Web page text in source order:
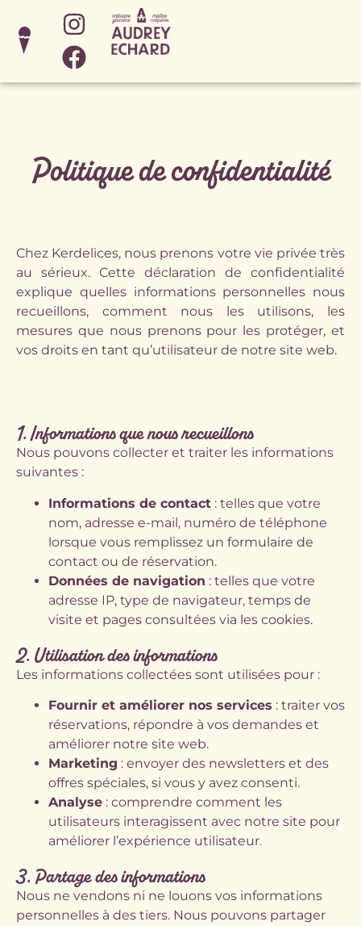
Politique de confidentialité
Chez Kerdelices, nous prenons votre vie privée très
au sérieux. Cette déclaration de confidentialité
explique quelles informations personnelles nous
recueillons, comment nous les utilisons, les
mesures que nous prenons pour les protéger, et
vos droits en tant qu’utilisateur de notre site web.
1. Informations que nous recueillons
Nous pouvons collecter et traiter les informations
suivantes :
Informations de contact : telles que votre
nom, adresse e-mail, numéro de téléphone
lorsque vous remplissez un formulaire de
contact ou de réservation.
Données de navigation : telles que votre
adresse IP, type de navigateur, temps de
visite et pages consultées via les cookies.
2. Utilisation des informations
Les informations collectées sont utilisées pour :
Fournir et améliorer nos services : traiter vos
réservations, répondre à vos demandes et
améliorer notre site web.
Marketing : envoyer des newsletters et des
offres spéciales, si vous y avez consenti.
Analyse : comprendre comment les
utilisateurs interagissent avec notre site pour
améliorer l’expérience utilisateur.
3. Partage des informations
Nous ne vendons ni ne louons vos informations
personnelles à des tiers. Nous pouvons partager